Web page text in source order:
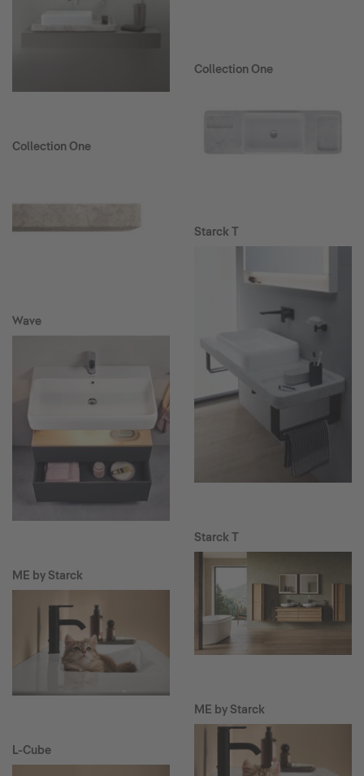
Collection One
Wave
ME by Starck
L-Cube
Collection One
Starck T
Starck T
ME by Starck